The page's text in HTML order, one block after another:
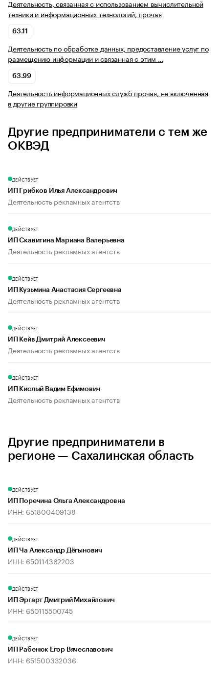
Деятельность, связанная с использованием вычислительной
техники и информационных технологий, прочая
63.11
Деятельность по обработке данных, предоставление услуг по
размещению информации и связанная с этим …
63.99
Деятельность информационных служб прочая, не включенная
в другие группировки
Другие предприниматели с тем же
ОКВЭД
ДЕЙСТВУЕТ
ИП Грибков Илья Александрович
Деятельность рекламных агентств
ДЕЙСТВУЕТ
ИП Скавитина Мариана Валерьевна
Деятельность рекламных агентств
ДЕЙСТВУЕТ
ИП Кузьмина Анастасия Сергеевна
Деятельность рекламных агентств
ДЕЙСТВУЕТ
ИП Кейв Дмитрий Алексеевич
Деятельность рекламных агентств
ДЕЙСТВУЕТ
ИП Кислый Вадим Ефимович
Деятельность рекламных агентств
Другие предприниматели в
регионе — Сахалинская область
ДЕЙСТВУЕТ
ИП Поречина Ольга Александровна
ИНН: 651800409138
ДЕЙСТВУЕТ
ИП Ча Александр Дёгынович
ИНН: 650114362203
ДЕЙСТВУЕТ
ИП Эргарт Дмитрий Михайлович
ИНН: 650115500745
ДЕЙСТВУЕТ
ИП Рабенюк Егор Вячеславович
ИНН: 651500332036